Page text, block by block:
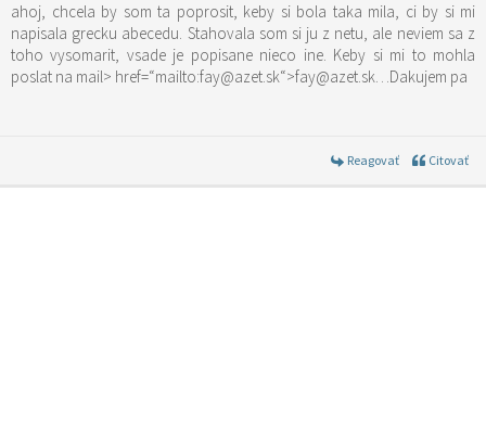
ahoj, chcela by som ta poprosit, keby si bola taka mila, ci by si mi
napisala grecku abecedu. Stahovala som si ju z netu, ale neviem sa z
toho vysomarit, vsade je popisane nieco ine. Keby si mi to mohla
poslat na mail> href=“mailto:fay@azet.sk“>fay@azet.sk…Dakujem pa
Reagovať Citovať